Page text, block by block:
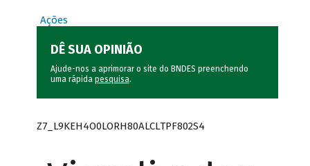
Ações
DÊ SUA OPINIÃO
Ajude-nos a aprimorar o site do BNDES preenchendo
uma rápida pesquisa.
Z7_L9KEH4O0LORH80ALCLTPF802S4